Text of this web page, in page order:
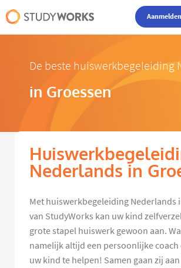
De beste huiswerkbegeleiding
in Groessen
Nederlands in
Met huiswerkbegeleiding Nederlands
van StudyWorks kan uw kind
grote stapel huiswerk gewoon aan.
namelijk altijd een persoonlijke coach
uw kind te helpen! Samen gaan zij